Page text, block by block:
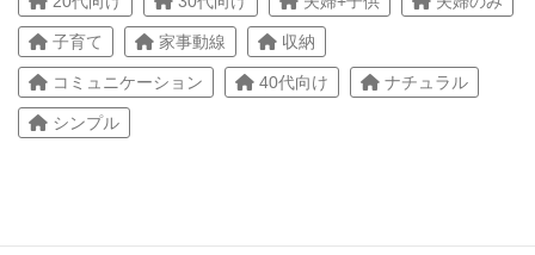
子育て 家事動線 収納
コミュニケーション 40代向け ナチュラル
シンプル